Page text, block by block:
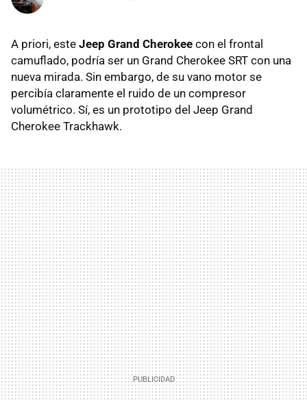
A priori, este Jeep Grand Cherokee con el frontal
camuflado, podría ser un Grand Cherokee SRT con una
nueva mirada. Sin embargo, de su vano motor se
percibía claramente el ruido de un compresor
volumétrico. Sí, es un prototipo del Jeep Grand
Cherokee Trackhawk.